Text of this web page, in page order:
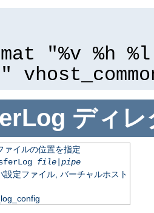
"%v %h
ディレ
ァイルの位置を指定
file| pipe
設定ファイル, バーチャルホスト